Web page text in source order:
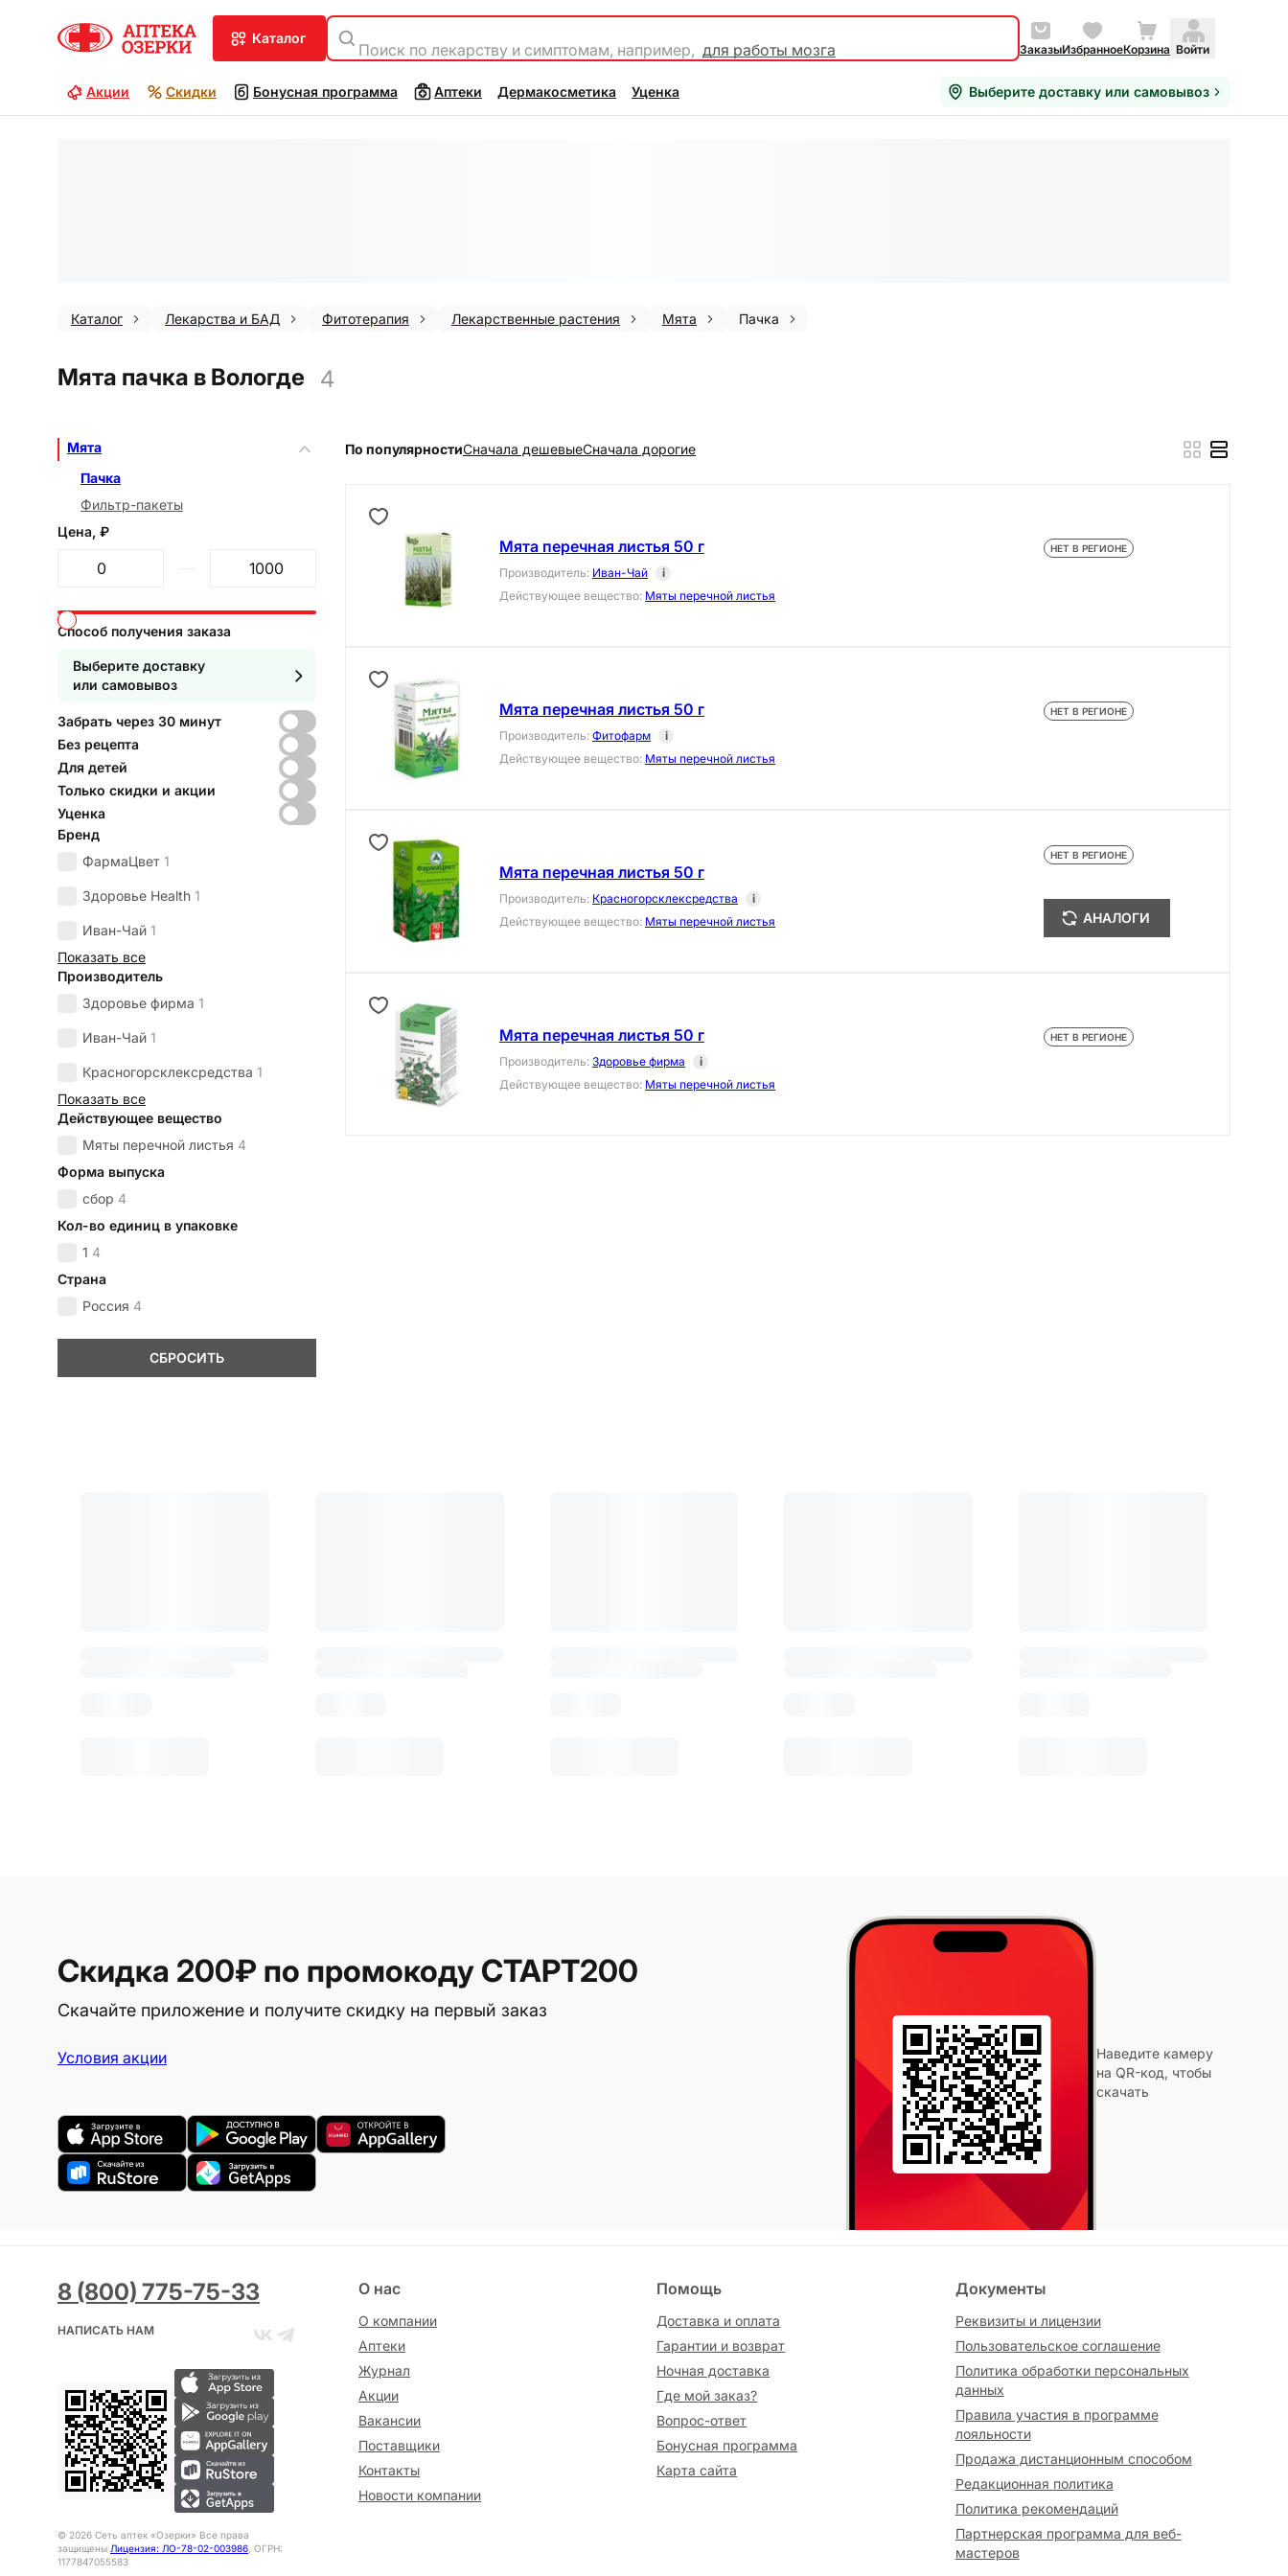
каталог
Поиск по лекарству и симптомам, например, для работы мозга ЗаказыИзбранноеКорзина Войти
Акции Скидки Бонусная программа Аптеки Дермакосметика Уценка Выберите доставку или самовывоз
Каталог Лекарства и БАД Фитотерапия Лекарственные растения Мята Пачка
Мята пачка в Вологде 4
Мята
Пачка
Фильтр-пакеты
Цена, ₽
Способ получения заказа
Выберите доставку
или самовывоз
Забрать через 30 минут
Без рецепта
Для детей
Только скидки и акции
Уценка
Бренд
ФармаЦвет 1
Здоровье Health 1
Иван-Чай 1
Показать все
Производитель
Здоровье фирма 1
Иван-Чай 1
Красногорсклексредства 1
Показать все
Действующее вещество
Мяты перечной листья 4
Форма выпуска
сбор 4
Кол-во единиц в упаковке
1 4
Страна
Россия 4
СБРОСИТЬ
По популярностиCначала дешевыеCначала дорогие
Мята перечная листья 50 г
Производитель: Иван-Чай
i
Действующее вещество: Мяты перечной листья
НЕТ В РЕГИОНЕ
Мята перечная листья 50 г
Производитель: Фитофарм
i
Действующее вещество: Мяты перечной листья
НЕТ В РЕГИОНЕ
Мята перечная листья 50 г
Производитель: Красногорсклексредства
i
Действующее вещество: Мяты перечной листья
НЕТ В РЕГИОНЕ
АНАЛОГИ
Мята перечная листья 50 г
Производитель: Здоровье фирма
i
Действующее вещество: Мяты перечной листья
НЕТ В РЕГИОНЕ
Скидка 200₽ по промокоду СТАРТ200
Скачайте приложение и получите скидку на первый заказ
Условия акции
Наведите камеру
на QR-код, чтобы
скачать
8 (800) 775-75-33
НАПИСАТЬ НАМ
© 2026 Сеть аптек «Озерки» Все права
защищены Лицензия: ЛО-78-02-003986, ОГРН:
1177847055583
О нас
О компании
Аптеки
Журнал
Акции
Вакансии
Поставщики
Контакты
Новости компании
Помощь
Доставка и оплата
Гарантии и возврат
Ночная доставка
Где мой заказ?
Вопрос-ответ
Бонусная программа
Карта сайта
Документы
Реквизиты и лицензии
Пользовательское соглашение
Политика обработки персональных
данных
Правила участия в программе
лояльности
Продажа дистанционным способом
Редакционная политика
Политика рекомендаций
Партнерская программа для веб-
мастеров